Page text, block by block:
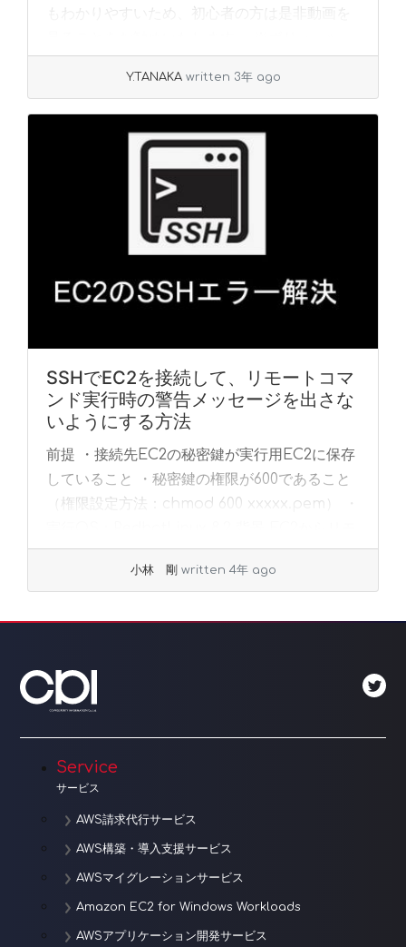
もわかりやすいため、初心者の方は是非動画を
Y.TANAKA written 3年 ago
SSHでEC2を接続して、リモートコマ
ンド実行時の警告メッセージを出さな
いようにする方法
前提 ・接続先EC2の秘密鍵が実行用EC2に保存
していること ・秘密鍵の権限が600であること
（権限設定方法：chmod 600 xxxxx.pem） ・
ート... »read more
小林 剛 written 4年 ago
Service
サービス
AWS請求代行サービス
AWS構築・導入支援サービス
AWSマイグレーションサービス
Amazon EC2 for Windows Workloads
AWSアプリケーション開発サービス